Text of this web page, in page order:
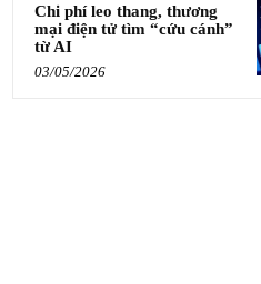
Chi phí leo thang, thương
mại điện tử tìm “cứu cánh”
từ AI
03/05/2026